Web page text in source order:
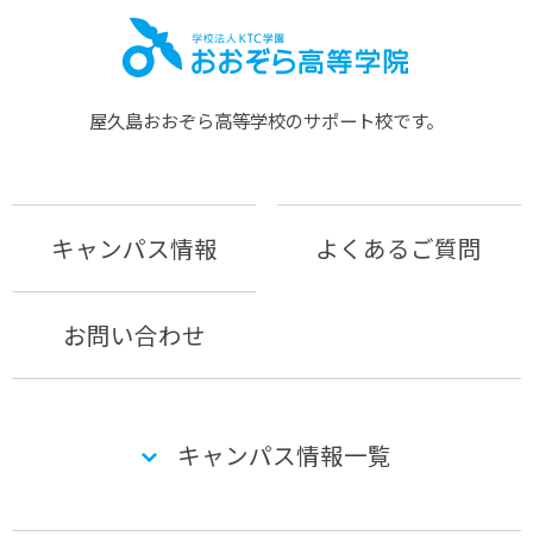
屋久島おおぞら⾼等学校のサポート校です。
キャンパス情報 よくあるご質問
お問い合わせ
キャンパス情報一覧